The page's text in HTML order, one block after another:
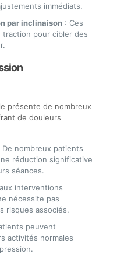
immédiats.
par inclinaison: Ces
traction pour cibler des
présente de nombreux
de douleurs
nombreux patients
réduction significative
séances.
interventions
nécessite pas
risques associés.
peuvent
activités normales